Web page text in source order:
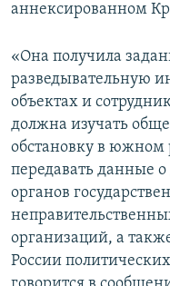
аннексированном
«Она получила
разведывательную
объектах и
должна изучать
обстановку в
передавать данные
органов
организаций, а
России